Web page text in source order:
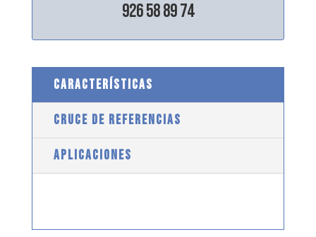
926 58 89 74
CARACTERÍSTICAS
CRUCE DE REFERENCIAS
APLICACIONES